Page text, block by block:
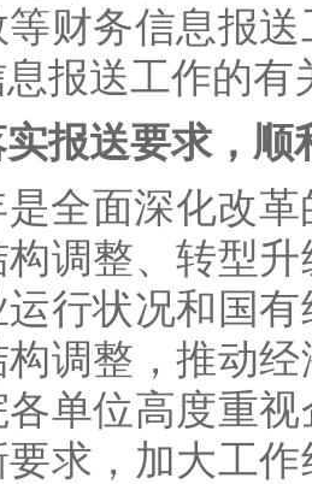
财务信息报
报送工作的有
报送要求，
是全面深化改
调整、转型
行状况和国
调整，推动
单位高度重
求，加大工